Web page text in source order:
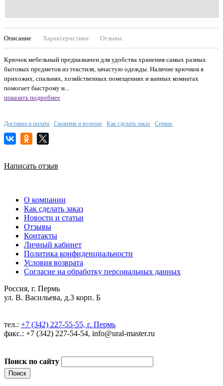
Описание Характеристики Отзывы
Крючок мебельный предназначен для удобства хранения самых разных
бытовых предметов из текстиля, зачастую одежды. Наличие крючков в
прихожих, спальнях, хозяйственных помещениях и ванных комнатах
помогает быстрому и...
показать подробнее
Доставка и оплата Гарантия и возврат Как сделать заказ Сервис
Написать отзыв
О компании
Как сделать заказ
Новости и статьи
Отзывы
Контакты
Личный кабинет
Политика конфиденциальности
Условия возврата
Согласие на обработку персональных данных
Россия, г. Пермь
ул. В. Васильева, д.3 корп. Б
тел.: +7 (342) 227-55-55, г. Пермь
факс.: +7 (342) 227-54-54, info@ural-master.ru
Поиск по сайту